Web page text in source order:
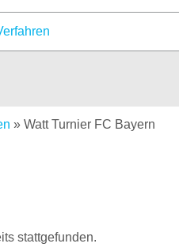
» Watt Turnier FC Bayern
stattgefunden.